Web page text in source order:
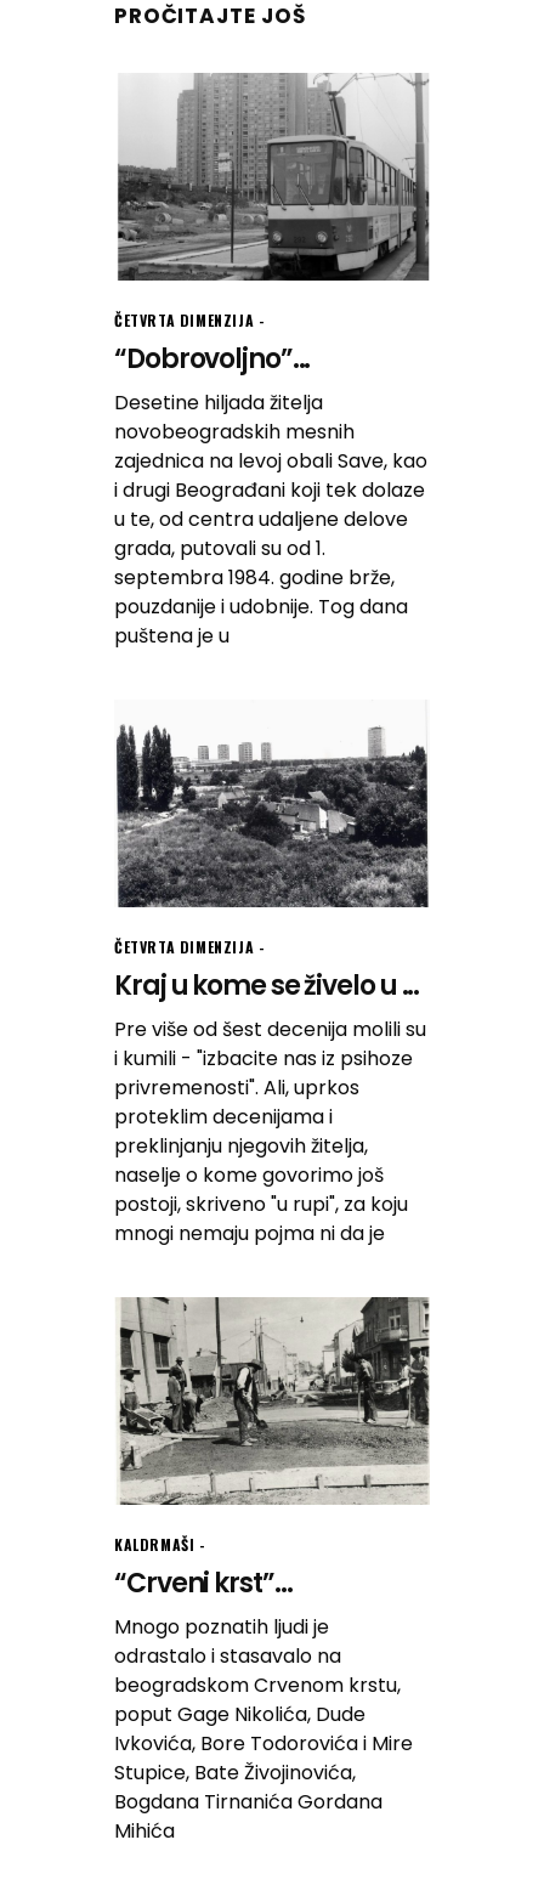
PROČITAJTE JOŠ
ČETVRTA DIMENZIJA
“Dobrovoljno”...
Desetine hiljada žitelja
novobeogradskih mesnih
zajednica na levoj obali Save, kao
i drugi Beograđani koji tek dolaze
u te, od centra udaljene delove
grada, putovali su od 1.
septembra 1984. godine brže,
pouzdanije i udobnije. Tog dana
puštena je u
ČETVRTA DIMENZIJA
Kraj u kome se živelo u ...
Pre više od šest decenija molili su
i kumili - "izbacite nas iz psihoze
privremenosti". Ali, uprkos
proteklim decenijama i
preklinjanju njegovih žitelja,
naselje o kome govorimo još
postoji, skriveno "u rupi", za koju
mnogi nemaju pojma ni da je
KALDRMAŠI
“Crveni krst”...
Mnogo poznatih ljudi je
odrastalo i stasavalo na
beogradskom Crvenom krstu,
poput Gage Nikolića, Dude
Ivkovića, Bore Todorovića i Mire
Stupice, Bate Živojinovića,
Bogdana Tirnanića Gordana
Mihića